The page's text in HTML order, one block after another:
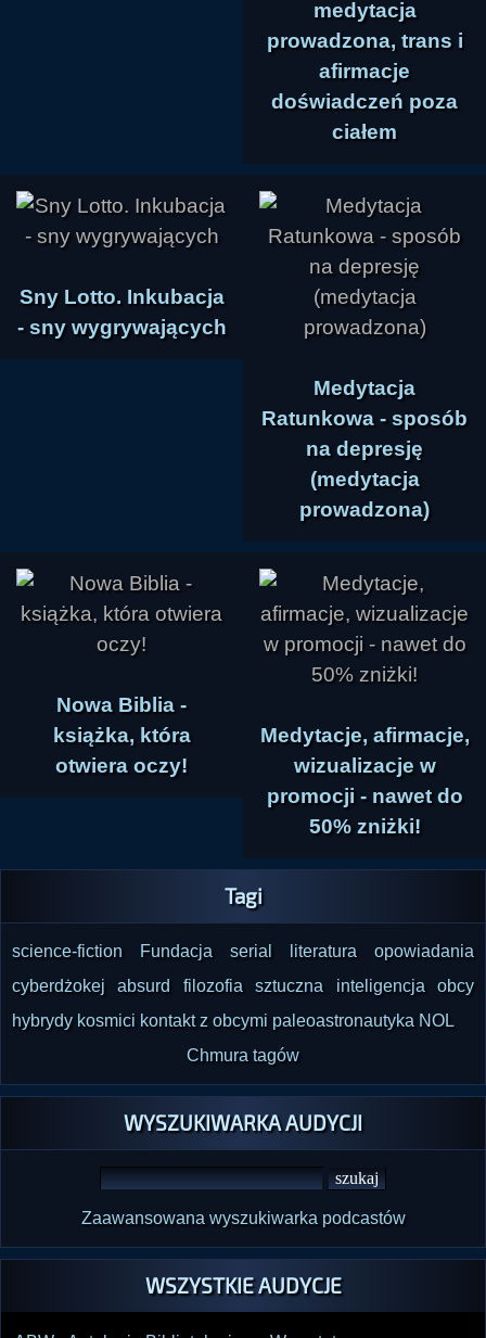
medytacja
prowadzona, trans i
afirmacje
doświadczeń poza
ciałem
Sny Lotto. Inkubacja
- sny wygrywających
Medytacja
Ratunkowa - sposób
na depresję
(medytacja
prowadzona)
Nowa Biblia -
książka, która
otwiera oczy!
Medytacje, afirmacje,
wizualizacje w
promocji - nawet do
50% zniżki!
Tagi
science-fiction Fundacja serial literatura
opowiadania
cyberdżokej
absurd filozofia sztuczna inteligencja
obcy
hybrydy kosmici kontakt z obcymi paleoastronautyka NOL
Chmura tagów
WYSZUKIWARKA AUDYCJI
Zaawansowana wyszukiwarka podcastów
WSZYSTKIE AUDYCJE